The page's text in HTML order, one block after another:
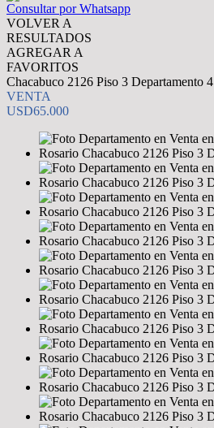
Consultar por Whatsapp
VOLVER A
RESULTADOS
AGREGAR A
FAVORITOS
Chacabuco 2126 Piso 3 Departamento 4
VENTA
USD65.000